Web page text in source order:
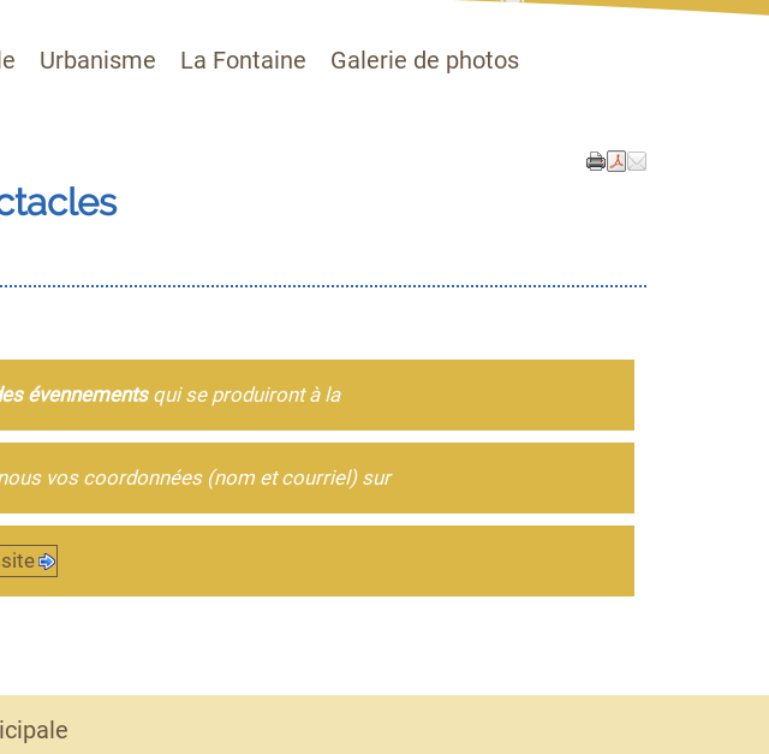
Urbanisme La Fontaine Galerie de photos
évennementsqui se produiront à la
vos coordonnées (nom et courriel) sur